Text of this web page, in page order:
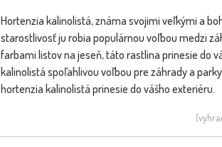
Hortenzia kalinolistá, známa svojimi veľkými a
starostlivosť ju robia populárnou voľbou medzi
farbami listov na jeseň, táto rastlina prinesie do
kalinolistá spoľahlivou voľbou pre záhrady a
hortenzia kalinolistá prinesie do vášho exteriéru.